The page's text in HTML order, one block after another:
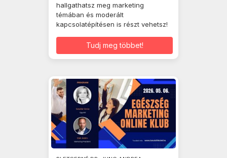
hallgathatsz meg marketing
témában és moderált
kapcsolatépítésen is részt vehetsz!
Tudj meg többet!